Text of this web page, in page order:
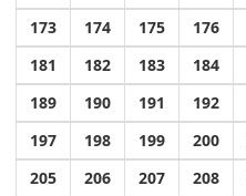
173
174 175 176
181
182 183 184
189
190 191 192
197
198 199 200
205
206 207 208